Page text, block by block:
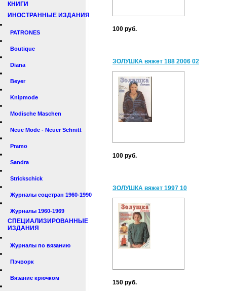
КНИГИ
ИНОСТРАННЫЕ ИЗДАНИЯ
PATRONES
Boutique
Diana
Beyer
Knipmode
Modische Maschen
Neue Mode - Neuer Schnitt
Pramo
Sandra
Strickschick
Журналы соцстран 1960-1990
Журналы 1960-1969
СПЕЦИАЛИЗИРОВАННЫЕ
ИЗДАНИЯ
Журналы по вязанию
Пэчворк
Вязание крючком
100 руб.
ЗОЛУШКА вяжет 188 2006 02
100 руб.
ЗОЛУШКА вяжет 1997 10
150 руб.